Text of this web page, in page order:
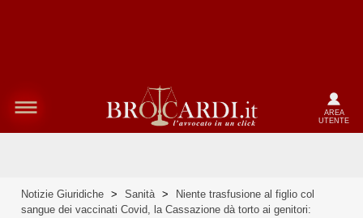
AREA
UTENTE
Notizie Giuridiche > Sanità >
Niente trasfusione al figlio col
sangue dei vaccinati Covid, la Cassazione dà torto ai genitori: